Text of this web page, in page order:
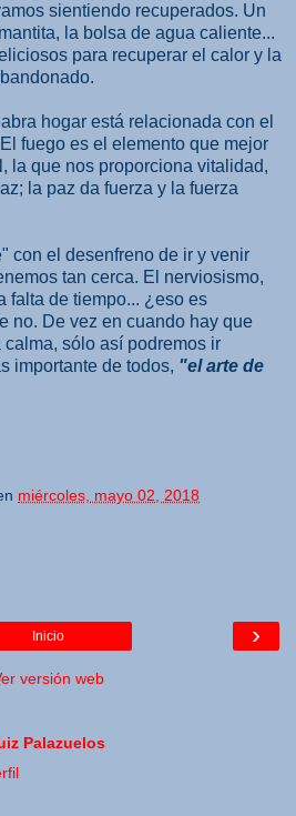
sientiendo recuperados. Un
la bolsa de agua caliente...
para recuperar el calor y la
hogar está relacionada con el
fuego es el elemento que mejor
la que nos proporciona vitalidad,
la paz da fuerza y la fuerza
con el desenfreno de ir y venir
tan cerca. El nerviosismo,
falta de tiempo... ¿eso es
no. De vez en cuando hay que
sólo así podremos ir
importante de todos, "el arte de
miércoles, mayo 02, 2018
›
Inicio
versión web
Palazuelos